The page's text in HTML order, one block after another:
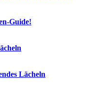
Guide!
Lächeln